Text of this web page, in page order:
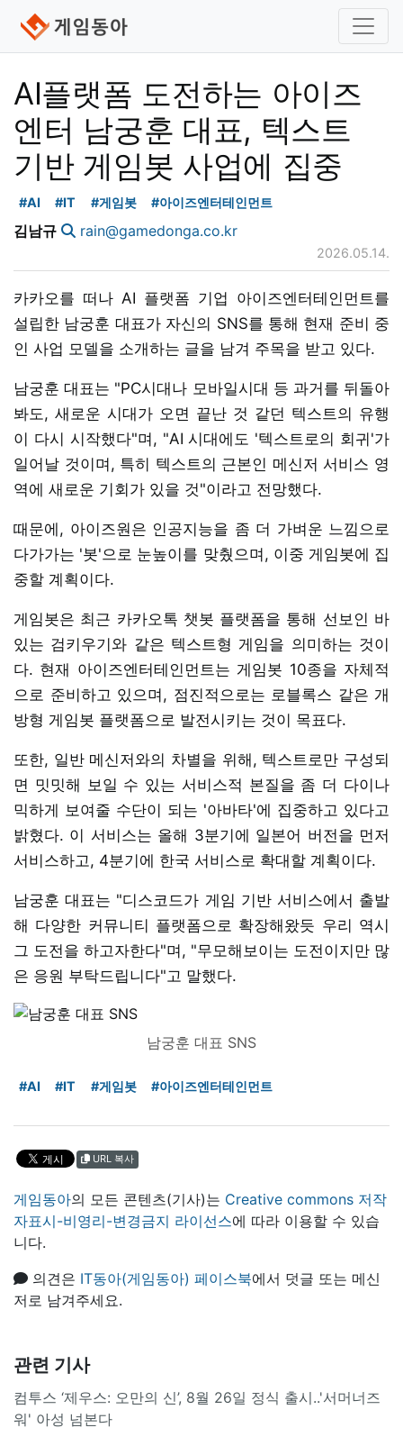
AI플랫폼 도전하는 아이즈
엔터 남궁훈 대표, 텍스트
기반 게임봇 사업에 집중
#AI #IT #게임봇 #아이즈엔터테인먼트
김남규 rain@gamedonga.co.kr
2026.05.14.
카카오를 떠나 AI 플랫폼 기업 아이즈엔터테인먼트를
설립한 남궁훈 대표가 자신의 SNS를 통해 현재 준비 중
인 사업 모델을 소개하는 글을 남겨 주목을 받고 있다.
남궁훈 대표는 "PC시대나 모바일시대 등 과거를 뒤돌아
봐도, 새로운 시대가 오면 끝난 것 같던 텍스트의 유행
이 다시 시작했다"며, "AI 시대에도 '텍스트로의 회귀'가
일어날 것이며, 특히 텍스트의 근본인 메신저 서비스 영
역에 새로운 기회가 있을 것"이라고 전망했다.
때문에, 아이즈원은 인공지능을 좀 더 가벼운 느낌으로
다가가는 '봇'으로 눈높이를 맞췄으며, 이중 게임봇에 집
중할 계획이다.
게임봇은 최근 카카오톡 챗봇 플랫폼을 통해 선보인 바
있는 검키우기와 같은 텍스트형 게임을 의미하는 것이
다. 현재 아이즈엔터테인먼트는 게임봇 10종을 자체적
으로 준비하고 있으며, 점진적으로는 로블록스 같은 개
방형 게임봇 플랫폼으로 발전시키는 것이 목표다.
또한, 일반 메신저와의 차별을 위해, 텍스트로만 구성되
면 밋밋해 보일 수 있는 서비스적 본질을 좀 더 다이나
믹하게 보여줄 수단이 되는 '아바타'에 집중하고 있다고
밝혔다. 이 서비스는 올해 3분기에 일본어 버전을 먼저
서비스하고, 4분기에 한국 서비스로 확대할 계획이다.
남궁훈 대표는 "디스코드가 게임 기반 서비스에서 출발
해 다양한 커뮤니티 플랫폼으로 확장해왔듯 우리 역시
그 도전을 하고자한다"며, "무모해보이는 도전이지만 많
은 응원 부탁드립니다"고 말했다.
남궁훈 대표 SNS
#AI #IT #게임봇 #아이즈엔터테인먼트
URL 복사
게임동아의 모든 콘텐츠(기사)는 Creative commons 저작
자표시-비영리-변경금지 라이선스에 따라 이용할 수 있습
니다.
의견은 IT동아(게임동아) 페이스북에서 덧글 또는 메신
저로 남겨주세요.
관련 기사
컴투스 ‘제우스: 오만의 신’, 8월 26일 정식 출시..'서머너즈
워' 아성 넘본다